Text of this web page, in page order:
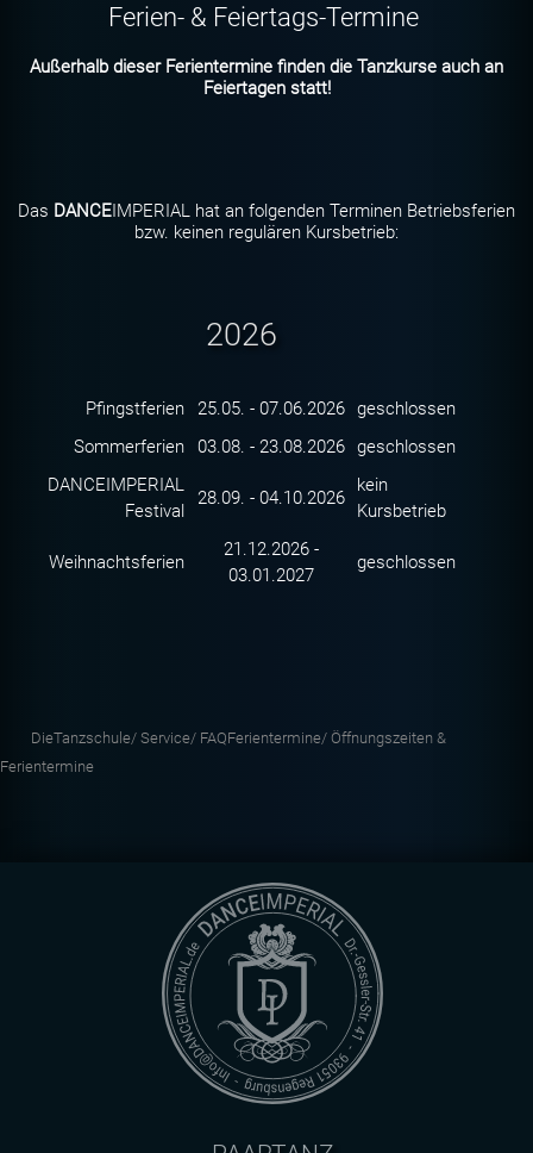
Ferien- & Feiertags-Termine
Außerhalb dieser Ferientermine finden die Tanzkurse auch an
Feiertagen statt!
Das DANCEIMPERIAL hat an folgenden Terminen Betriebsferien
bzw. keinen regulären Kursbetrieb:
2026
Pfingstferien 25.05. - 07.06.2026 geschlossen
Sommerferien
03.08. - 23.08.2026 geschlossen
DANCEIMPERIAL
Festival
28.09. - 04.10.2026
kein
Kursbetrieb
Weihnachtsferien
21.12.2026 -
03.01.2027
geschlossen
DieTanzschule/ Service/ FAQFerientermine/ Öffnungszeiten &
Ferientermine